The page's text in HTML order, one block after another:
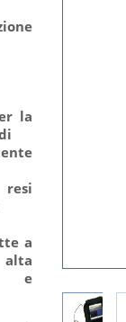
la
resi
a
e